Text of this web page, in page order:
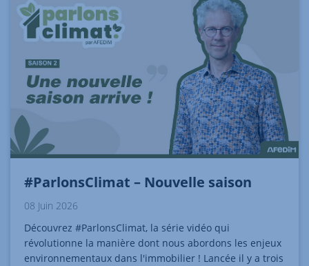
#ParlonsClimat – Nouvelle saison
08 Juin 2026
Découvrez #ParlonsClimat, la série vidéo qui
révolutionne la manière dont nous abordons les enjeux
environnementaux dans l'immobilier ! Lancée il y a trois